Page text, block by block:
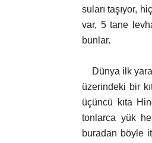
suları taşıyor,
var, 5 tane
bunlar.
Dünya ilk
üzerindeki bir
üçüncü kıta
tonlarca yük
buradan böyle